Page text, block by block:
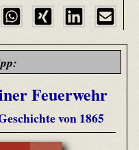
Feuerwehr
von 1865